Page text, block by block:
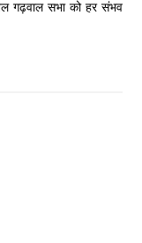
गढ़वाल सभा को हर संभव